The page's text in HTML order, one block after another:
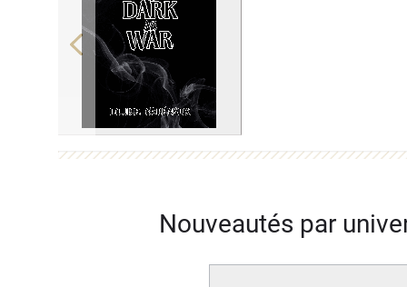
Previous
Nouveautés par